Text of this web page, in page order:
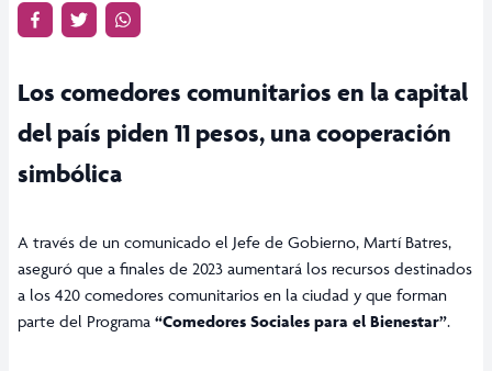
Los comedores comunitarios en la capital
del país piden 11 pesos, una cooperación
simbólica
A través de un comunicado el Jefe de Gobierno, Martí Batres,
aseguró que a finales de 2023 aumentará los recursos destinados
a los 420 comedores comunitarios en la ciudad y que forman
parte del Programa “Comedores Sociales para el Bienestar”.